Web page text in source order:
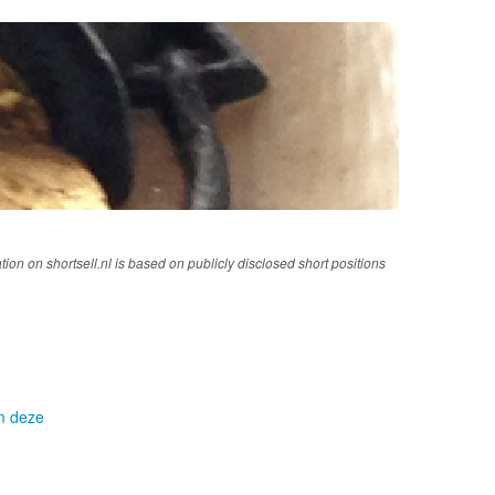
on shortsell.nl is based on publicly disclosed short positions
deze